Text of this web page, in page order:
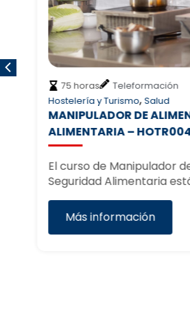
75 horas
Teleformación
Hostelería y Turismo, Salud
MANIPULADOR DE
ALIMENTARIA –
El curso de Manipulador
Seguridad Alimentaria
Más información